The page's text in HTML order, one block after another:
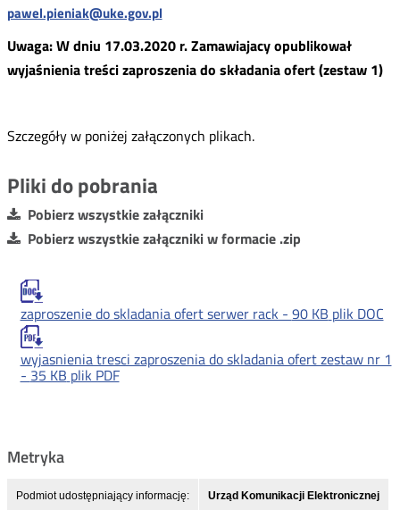
pawel.pieniak@uke.gov.pl
Uwaga: W dniu 17.03.2020 r. Zamawiajacy opublikował
wyjaśnienia treści zaproszenia do składania ofert (zestaw 1)
Szczegóły w poniżej załączonych plikach.
Pliki do pobrania
Pobierz wszystkie załączniki
Pobierz wszystkie załączniki w formacie .zip
zaproszenie do skladania ofert serwer rack - 90 KB plik DOC
wyjasnienia tresci zaproszenia do skladania ofert zestaw nr 1
- 35 KB plik PDF
Metryka
Podmiot udostępniający informację: Urząd Komunikacji Elektronicznej